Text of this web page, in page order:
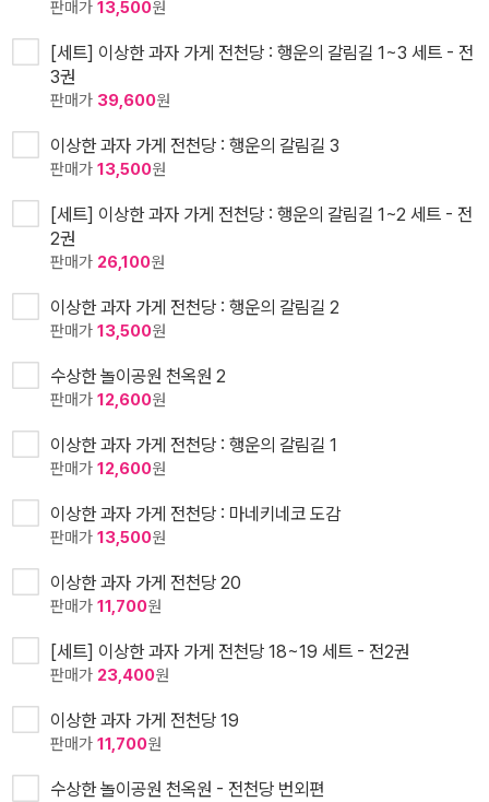
판매가 13,500원
[세트] 이상한 과자 가게 전천당 : 행운의 갈림길 1~3 세트 - 전
3권
판매가 39,600원
이상한 과자 가게 전천당 : 행운의 갈림길 3
판매가 13,500원
[세트] 이상한 과자 가게 전천당 : 행운의 갈림길 1~2 세트 - 전
2권
판매가 26,100원
이상한 과자 가게 전천당 : 행운의 갈림길 2
판매가 13,500원
수상한 놀이공원 천옥원 2
판매가 12,600원
이상한 과자 가게 전천당 : 행운의 갈림길 1
판매가 12,600원
이상한 과자 가게 전천당 : 마네키네코 도감
판매가 13,500원
이상한 과자 가게 전천당 20
판매가 11,700원
[세트] 이상한 과자 가게 전천당 18~19 세트 - 전2권
판매가 23,400원
이상한 과자 가게 전천당 19
판매가 11,700원
수상한 놀이공원 천옥원 - 전천당 번외편